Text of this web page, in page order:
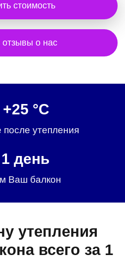
стоимость
отзывы о нас
°C
утепления
день
Ваш балкон
утепления
всего за 1